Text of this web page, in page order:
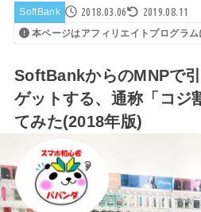
SoftBank 2018.03.06 2019.08.11
本ページはアフィリエイトプログラム
SoftBankからのMNPで
ゲットする、通称「コジ
てみた(2018年版)